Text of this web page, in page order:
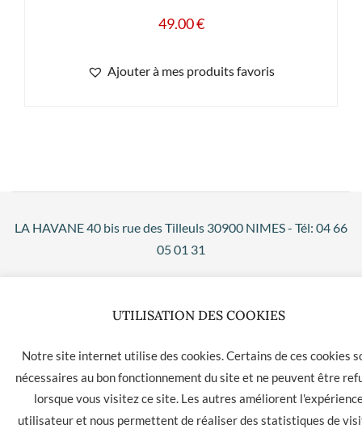
49.00€
Ajouter à mes produits favoris
LA HAVANE 40 bis rue des Tilleuls 30900 NIMES - Tél: 04 66
05 01 31
UTILISATION DES COOKIES
Notre site internet utilise des cookies. Certains de ces cookies
nécessaires au bon fonctionnement du site et ne peuvent être
lorsque vous visitez ce site. Les autres améliorent
utilisateur et nous permettent de réaliser des statistiques de